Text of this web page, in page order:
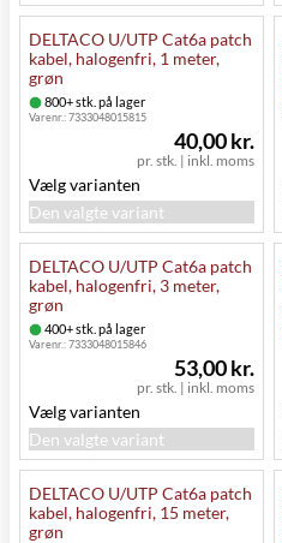
DELTACO U/UTP Cat6a patch
kabel, halogenfri, 1 meter,
grøn
800+ stk. på lager
Varenr.:7333048015815
pr. stk. | inkl. moms
40,00 kr.
Vælg varianten
Den valgte variant
DELTACO U/UTP Cat6a patch
kabel, halogenfri, 3 meter,
grøn
400+ stk. på lager
Varenr.:7333048015846
pr. stk. | inkl. moms
53,00 kr.
Vælg varianten
Den valgte variant
DELTACO U/UTP Cat6a patch
kabel, halogenfri, 15 meter,
grøn